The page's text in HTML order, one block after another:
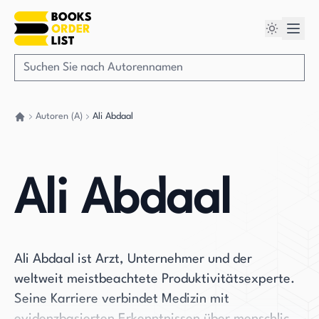
Autoren (A) Ali Abdaal
Ali Abdaal
Ali Abdaal ist Arzt, Unternehmer und der
weltweit meistbeachtete Produktivitätsexperte.
Seine Karriere verbindet Medizin mit